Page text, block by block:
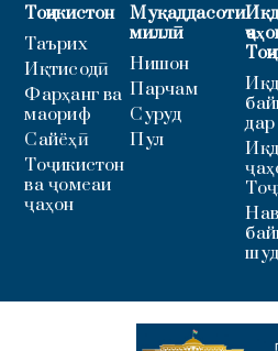
Тоҷикистон
Таърих
Иқтисодӣ
Фарҳанг ва
маориф
Сайёҳӣ
Тоҷикистон
ва ҷомеаи
ҷаҳон
Муқаддасоти
миллӣ
Нишон
Парчам
Суруд
Пул
шуд